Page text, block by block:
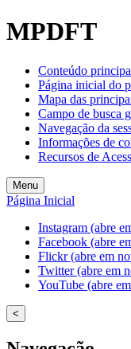
Welcome
to
One
Accessibility
screen
reader.
start
All
in
One
Accessibility
screen
reader,
press
"Ctrl
/".
This
shortcut
MPDFT
Conteúdo
Página inicial do
Mapa das
Campo de busca
Navegação da
Informações de
Recursos de
Menu
Página Inicial
Instagram (abre
Facebook (abre
Flickr (abre em
Twitter (abre em
YouTube (abre
<